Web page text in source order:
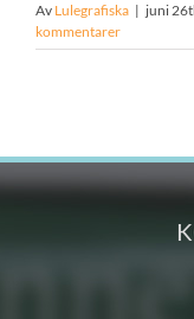
Av Lulegrafiska | juni
kommentarer